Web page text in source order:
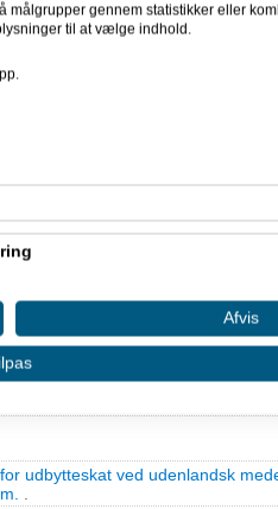
Gæstebog
skat m.m.
udgift til projekt
skat m.m.
udgift til projekt der
udbytteskat ved udenlandsk
gennem statistikker eller
til at vælge indhold.
Afvis